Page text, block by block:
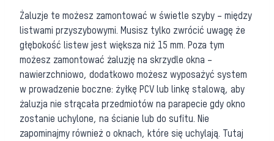
Żaluzje te możesz zamontować w świetle szyby – między
listwami przyszybowymi. Musisz tylko zwrócić uwagę że
głębokość listew jest większa niż 15 mm. Poza tym
możesz zamontować żaluzję na skrzydle okna –
nawierzchniowo, dodatkowo możesz wyposażyć system
w prowadzenie boczne: żyłkę PCV lub linkę stalową, aby
żaluzja nie strącała przedmiotów na parapecie gdy okno
zostanie uchylone, na ścianie lub do sufitu. Nie
zapominajmy również o oknach, które się uchylają. Tutaj